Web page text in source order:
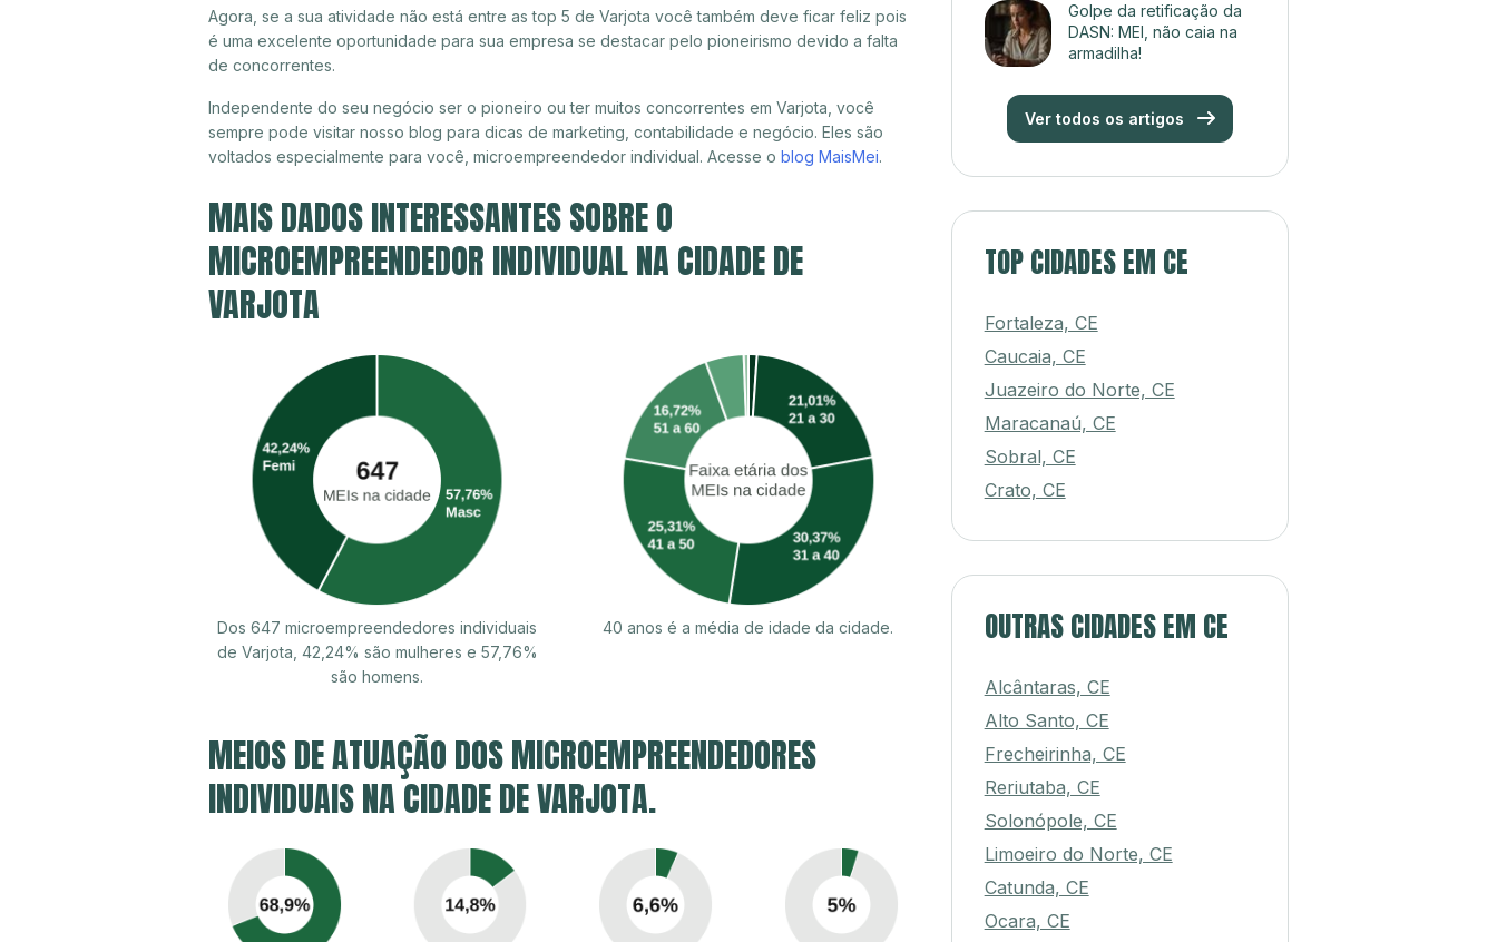
Agora, se a sua atividade não está entre as top 5 de Varjota você também deve ficar feliz pois
é uma excelente oportunidade para sua empresa se destacar pelo pioneirismo devido a falta
de concorrentes.
Independente do seu negócio ser o pioneiro ou ter muitos concorrentes em Varjota, você
sempre pode visitar nosso blog para dicas de marketing, contabilidade e negócio. Eles são
voltados especialmente para você, microempreendedor individual. Acesse o blog MaisMei.
MAIS DADOS INTERESSANTES SOBRE O
MICROEMPREENDEDOR INDIVIDUAL NA CIDADE DE
VARJOTA
Dos 647 microempreendedores individuais
de Varjota, 42,24% são mulheres e 57,76%
são homens.
40 anos é a média de idade da cidade.
MEIOS DE ATUAÇÃO DOS MICROEMPREENDEDORES
INDIVIDUAIS NA CIDADE DE VARJOTA.
Golpe da retificação da
DASN: MEI, não caia na
armadilha!
Ver todos os artigos
TOP CIDADES EM CE
Fortaleza, CE
Caucaia, CE
Juazeiro do Norte, CE
Maracanaú, CE
Sobral, CE
Crato, CE
OUTRAS CIDADES EM CE
Alcântaras, CE
Alto Santo, CE
Frecheirinha, CE
Reriutaba, CE
Solonópole, CE
Limoeiro do Norte, CE
Catunda, CE
Ocara, CE